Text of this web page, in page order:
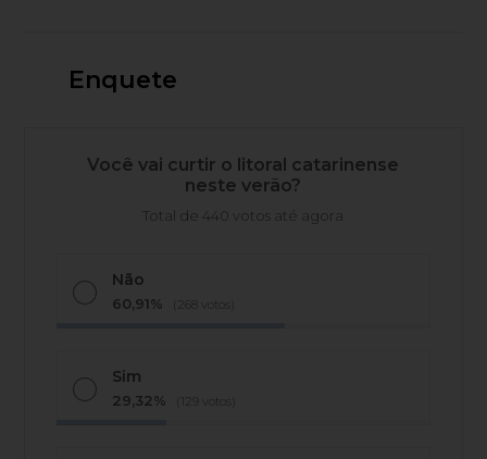
Enquete
Você vai curtir o litoral catarinense
neste verão?
Total de 440 votos até agora
Não
60,91% (268 votos)
Sim
29,32% (129 votos)